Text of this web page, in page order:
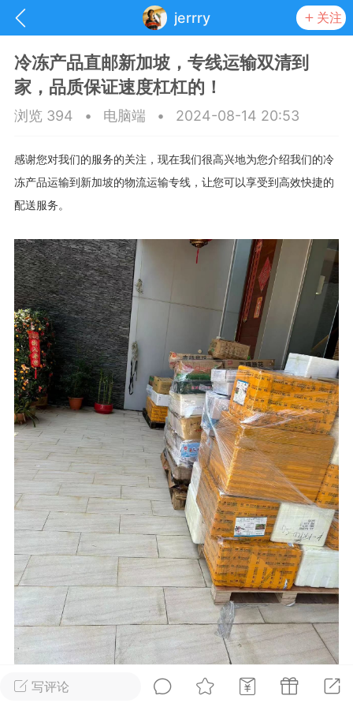
jerrry 关注
每日任务 签到有奖
华人资讯
阅读洛杉矶新闻
华人论坛
加入社区交流
华人社区信息发布规范》
华人社区账号注册及使用规范》
洛杉矶热点 娱乐八卦 同乡联谊
民宿短租 房屋买卖 商铺转让
写评论
冷冻产品直邮新加坡，专线运输双清到
家，品质保证速度杠杠的！
浏览 394 • 电脑端 • 2024-08-14 20:53
感谢您对我们的服务的关注，现在我们很高兴地为您介绍我们的冷
冻产品运输到新加坡的物流运输专线，让您可以享受到高效快捷的
配送服务。
我们的物流运输专线为您提供双清派送到门的服务，确保您收到的